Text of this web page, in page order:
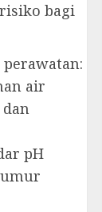
bagi
air
pH